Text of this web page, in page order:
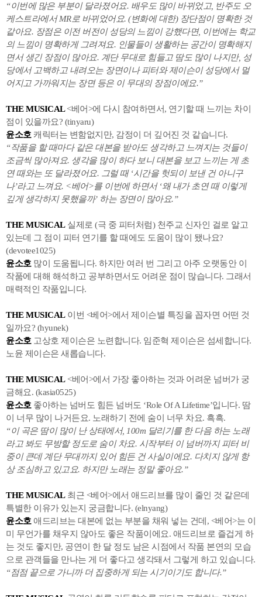
“이번에 많은 부분이 달라졌어요. 배우도 많이 바뀌었고, 반주도 오
케스트라에서 MR로 바뀌었어요. (변화에 대한) 장단점이 명확한 것
같아요. 장점은 이전 버전이 성당의 느낌이 강했다면, 이번에는 학교
의 느낌이 명확하게 그려져요. 인물들이 생활하는 공간이 명확해지
면서 생긴 장점이 많아요. 계단 무대로 힘들고 땀도 많이 나지만, 성
당에서 고백하고 내려오는 장면이나 피터와 제이슨이 성당에서 멀
어지고 가까워지는 장면 등은 이 무대의 장점이에요.”
THE MUSICAL<베어>에 다시 참여하면서, 연기할 때 느끼는 차이
점이 있을까요? (tinyaru)
윤소호 캐릭터는 변함없지만, 감정이 더 깊어진 것 같습니다.
“작품을 할 때마다 같은 대본을 받아도 생각하고 느껴지는 것들이
조금씩 많아져요. 생각을 많이 하다 보니 대본을 보고 느끼는 게 초
연 때와는 또 달라졌어요. 그럴 때 ‘시간을 헛되이 보낸 건 아니구
나’라고 느껴요. <베어>를 이번에 하면서 ‘왜 내가 초연 때 이렇게
깊게 생각하지 못했을까’ 하는 장면이 많아요.”
THE MUSICAL실제로 (극 중 피터처럼) 천주교 신자인 걸로 알고
있는데 그 점이 피터 연기를 할 때에도 도움이 많이 됐나요?
(devotee1025)
윤소호 많이 도움됩니다. 하지만 여러 번 그리고 아주 오랫동안 이
작품에 대해 해석하고 공부하면서도 어려운 점이 많습니다. 그래서
매력적인 작품입니다.
THE MUSICAL이번 <베어>에서 제이슨별 특징을 꼽자면 어떤 것
일까요? (hyunek)
윤소호 고상호 제이슨은 노련합니다. 임준혁 제이슨은 섬세합니다.
노윤 제이슨은 새롭습니다.
THE MUSICAL<베어>에서 가장 좋아하는 것과 어려운 넘버가 궁
금해요. (kasia0525)
윤소호 좋아하는 넘버도 힘든 넘버도 ‘Role Of A Lifetime’입니다. 땀
이 너무 많이 나거든요. 노래하기 전에 숨이 너무 차요. 흑흑.
“이 곡은 땀이 많이 난 상태에서, 100m 달리기를 한 다음 하는 노래
라고 봐도 무방할 정도로 숨이 차요. 시작부터 이 넘버까지 피터 비
중이 큰데 계단 무대까지 있어 힘든 건 사실이에요. 다치지 않게 항
상 조심하고 있고요. 하지만 노래는 정말 좋아요.”
THE MUSICAL최근 <베어>에서 애드리브를 많이 줄인 것 같은데
특별한 이유가 있는지 궁금합니다. (elnyang)
윤소호 애드리브는 대본에 없는 부분을 채워 넣는 건데, <베어>는 이
미 무언가를 채우지 않아도 좋은 작품이에요. 애드리브로 즐겁게 하
는 것도 좋지만, 공연이 한 달 정도 남은 시점에서 작품 본연의 모습
으로 관객들을 만나는 게 더 좋다고 생각돼서 그렇게 하고 있습니다.
“점점 끝으로 가니까 더 집중하게 되는 시기이기도 합니다.”